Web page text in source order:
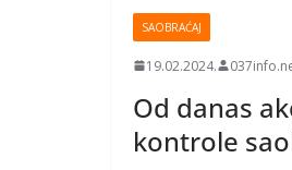
SAOBRAĆAJ
19.02.2024.
Od danas
kontrole